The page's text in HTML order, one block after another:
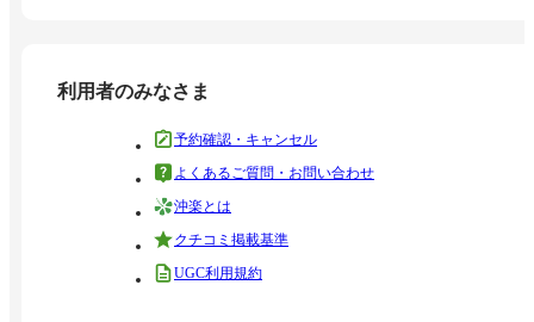
利用者のみなさま
予約確認・キャンセル
よくあるご質問・お問い合わせ
沖楽とは
クチコミ掲載基準
UGC利用規約